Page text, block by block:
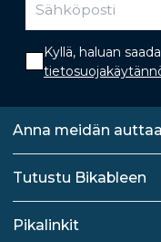
Kyllä, haluan
Anna meidän
Tutustu Bikableen
Pikalinkit